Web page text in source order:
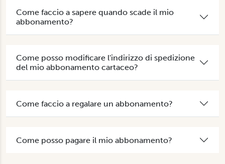
Come faccio a sapere quando scade il mio
abbonamento?
Come posso modificare l'indirizzo di spedizione
del mio abbonamento cartaceo?
Come faccio a regalare un abbonamento?
Come posso pagare il mio abbonamento?